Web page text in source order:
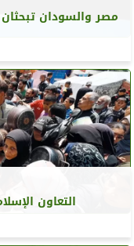
مصر والسودان
التعاون